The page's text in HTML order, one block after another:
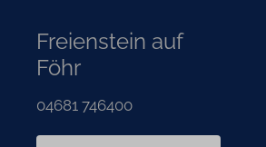
Freienstein auf
Föhr
04681 746400